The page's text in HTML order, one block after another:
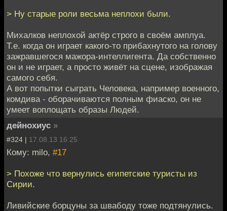
> Ну старые роли весьма неплохи были.
Михалков неплохой актёр строго в своём амплуа.
Т.е. когда он играет какого-то прибахнутого на голову
зажравшегося мажора-интеллигента. Да собственно
он и не играет, а просто живёт на сцене, изображая
самого себя.
А вот попытки сыграть Человека, например военного,
комдива - оборачиваются полным фиаско, он не
умеет воплощать образы Людей.
дейнохиус »
#324 | 17.08.13 16:25
Кому: milo, #17
> Похоже что вернулись египетские туристы из
Сирии.
Ливийские борцуны за швабоду тоже подтянулись.